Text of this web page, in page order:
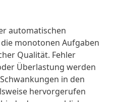
automatischen
monotonen Aufgaben
Qualität. Fehler
Überlastung werden
in den
hervorgerufen